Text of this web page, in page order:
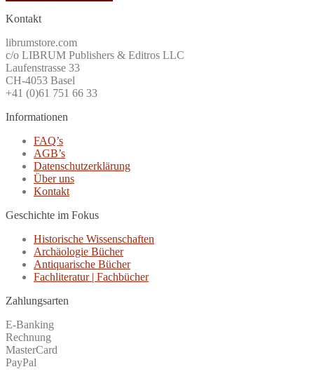
Kontakt
librumstore.com
c/o LIBRUM Publishers & Editros LLC
Laufenstrasse 33
CH-4053 Basel
+41 (0)61 751 66 33
Informationen
FAQ’s
AGB’s
Datenschutzerklärung
Über uns
Kontakt
Geschichte im Fokus
Historische Wissenschaften
Archäologie Bücher
Antiquarische Bücher
Fachliteratur | Fachbücher
Zahlungsarten
E-Banking
Rechnung
MasterCard
PayPal